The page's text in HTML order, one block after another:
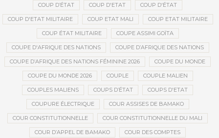
COUP D’ÉTAT COUP D'ETAT COUP D'ÉTAT
COUP D'ETAT MILITAIRE COUP ETAT MALI COUP ETAT MILITAIRE
COUP ÉTAT MILITAIRE COUPE ASSIMI GOÏTA
COUPE D'AFRIQUE DES NATIONS COUPE D’AFRIQUE DES NATIONS
COUPE D’AFRIQUE DES NATIONS FÉMININE 2026 COUPE DU MONDE
COUPE DU MONDE 2026 COUPLE COUPLE MALIEN
COUPLES MALIENS COUPS D’ÉTAT COUPS D'ETAT
COUPURE ÉLECTRIQUE COUR ASSISES DE BAMAKO
COUR CONSTITUTIONNELLE COUR CONSTITUTIONNELLE DU MALI
COUR D’APPEL DE BAMAKO COUR DES COMPTES